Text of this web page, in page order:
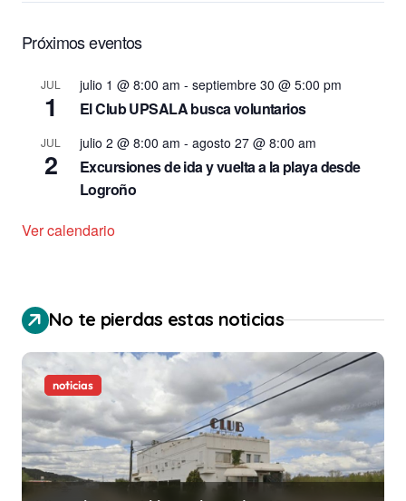
Próximos eventos
JUL
1
julio 1 @ 8:00 am - septiembre 30 @ 5:00 pm
El Club UPSALA busca voluntarios
JUL
2
julio 2 @ 8:00 am - agosto 27 @ 8:00 am
Excursiones de ida y vuelta a la playa desde
Logroño
Ver calendario
No te pierdas estas noticias
noticias